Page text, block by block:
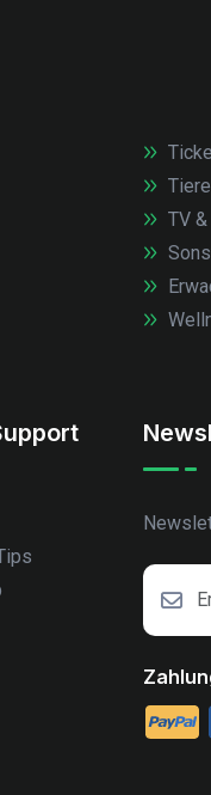
Tiere
TV